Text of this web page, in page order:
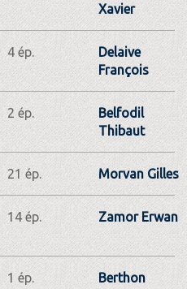
Xavier
4 ép.
Delaive
François
2 ép.
Belfodil
Thibaut
21 ép. Morvan Gilles
14 ép. Zamor Erwan
1 ép.
Berthon